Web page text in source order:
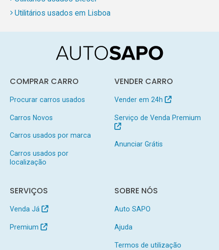
Utilitários usados em Lisboa
COMPRAR CARRO
Procurar carros usados
Carros Novos
Carros usados por marca
Carros usados por
localização
VENDER CARRO
Vender em 24h
Serviço de Venda Premium
Anunciar Grátis
SERVIÇOS
Venda Já
Premium
SOBRE NÓS
Auto SAPO
Ajuda
Termos de utilização